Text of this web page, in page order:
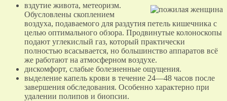
вздутие живота, метеоризм.
Обусловлены скоплением
воздуха, подаваемого для раздутия петель кишечника с
целью оптимального обзора. Продвинутые колоноскопы
подают углекислый газ, который практически
полностью всасывается, но большинство аппаратов всё
же работают на атмосферном воздухе.
дискомфорт, слабые болезненные ощущения.
выделение капель крови в течение 24—48 часов после
завершения обследования. Особенно характерно при
удалении полипов и биопсии.